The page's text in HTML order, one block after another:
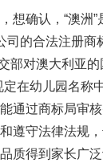
想确认，“澳洲
的合法注册商
部对澳大利亚
在幼儿园名称
通过商标局审
遵守法律法规
质得到家长广